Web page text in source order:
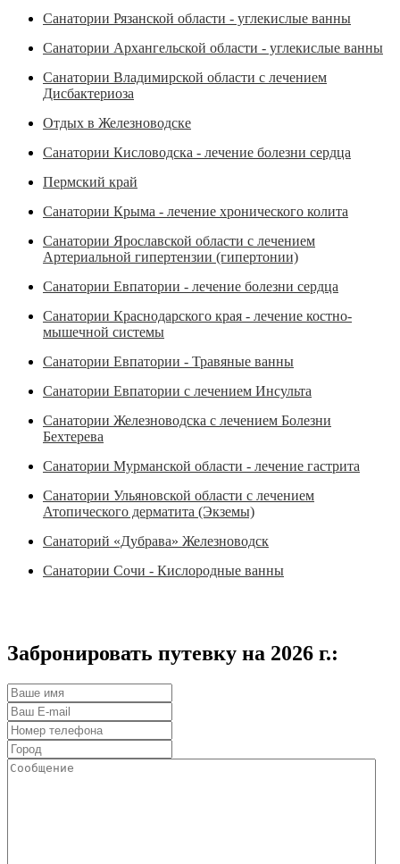
Санатории Рязанской области - углекислые ванны
Санатории Архангельской области - углекислые ванны
Санатории Владимирской области с лечением
Дисбактериоза
Отдых в Железноводске
Санатории Кисловодска - лечение болезни сердца
Пермский край
Санатории Крыма - лечение хронического колита
Санатории Ярославской области с лечением
Артериальной гипертензии (гипертонии)
Санатории Евпатории - лечение болезни сердца
Санатории Краснодарского края - лечение костно-
мышечной системы
Санатории Евпатории - Травяные ванны
Санатории Евпатории с лечением Инсульта
Санатории Железноводска с лечением Болезни
Бехтерева
Санатории Мурманской области - лечение гастрита
Санатории Ульяновской области с лечением
Атопического дерматита (Экземы)
Санаторий «Дубрава» Железноводск
Санатории Сочи - Кислородные ванны
Забронировать путевку на 2026 г.: